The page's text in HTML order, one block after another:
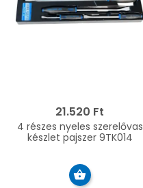
21.520 Ft
4 részes nyeles szerelővas
készlet pajszer 9TK014